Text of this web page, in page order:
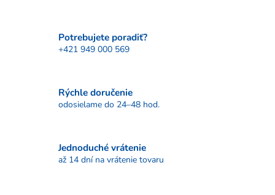
Potrebujete poradiť?
+421 949 000 569
Rýchle doručenie
odosielame do 24–48 hod.
Jednoduché vrátenie
až 14 dní na vrátenie tovaru